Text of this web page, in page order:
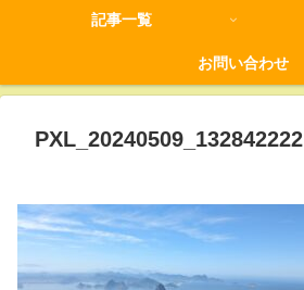
記事一覧
お問い合わせ
PXL_20240509_132842222